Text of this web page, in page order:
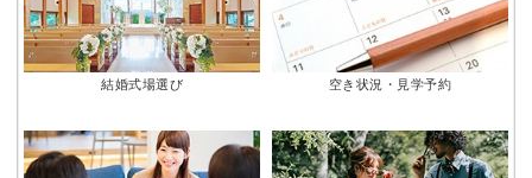
結婚式場選び 空き状況・見学予約